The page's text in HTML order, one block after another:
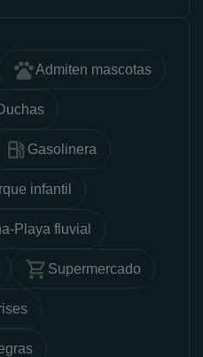
Admiten mascotas
Gasolinera
infantil
Playa fluvial
Supermercado